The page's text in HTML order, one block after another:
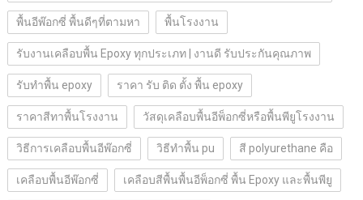
พื้นอีพ๊อกซี่ พื้นดีๆที่ตามหา พื้นโรงงาน
รับงานเคลือบพื้น Epoxy ทุกประเภท | งานดี รับประกันคุณภาพ
รับทำพื้น epoxy ราคา รับ ติด ตั้ง พื้น epoxy
ราคาสีทาพื้นโรงงาน วัสดุเคลือบพื้นอีพ็อกซี่หรือพื้นพียูโรงงาน
วิธีการเคลือบพื้นอีพ๊อกซี่ วิธีทำพื้น pu สี polyurethane คือ
เคลือบพื้นอีพ๊อกซี่ เคลือบสีพื้นพื้นอีพ็อกซี่ พื้น Epoxy และพื้นพียู